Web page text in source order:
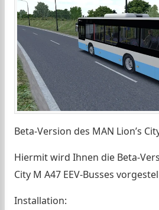
Beta-Version des MAN Lion’s
Hiermit wird Ihnen die Beta-
City M A47 EEV-Busses
Installation: